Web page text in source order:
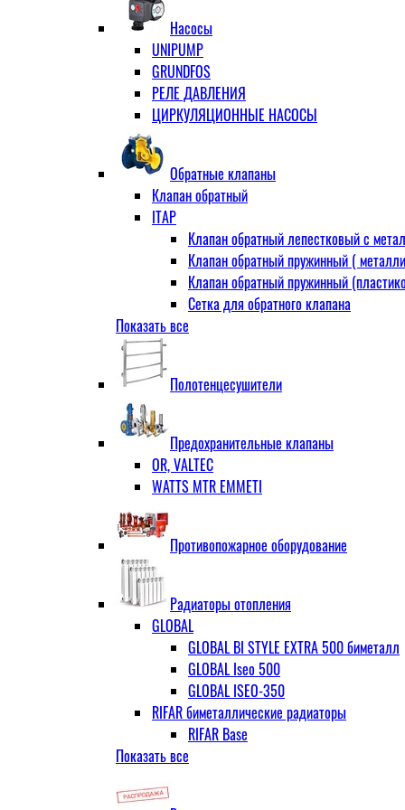
Ниппель прямой
Ниппель-переходник
Переходник ВН
Переходник НВ (футорка)
Сгон
Угловой
Тройник
Тройник переходной
Тройник равный
Угольник
ВВ
ВН
Удлинитель потока для радиатора
Насосы
UNIPUMP
GRUNDFOS
РЕЛЕ ДАВЛЕНИЯ
ЦИРКУЛЯЦИОННЫЕ НАСОСЫ
Обратные клапаны
Клапан обратный
ITAP
Клапан обратный лепестковый с
Клапан обратный пружинный (
Клапан обратный пружинный
Сетка для обратного клапана
VALTEC
АДЛ
RD30 Корпус/диск - чугун РN16 (Тмакс
ЧАЗ (двухдисковые)
Показать все
Полотенцесушители
Предохранительные клапаны
OR, VALTEC
WATTS MTR EMMETI
Противопожарное оборудование
Радиаторы отопления
GLOBAL
GLOBAL BI STYLE EXTRA 500 биметалл
GLOBAL Iseo 500
GLOBAL ISEO-350
RIFAR биметаллические радиаторы
RIFAR Base
Показать все